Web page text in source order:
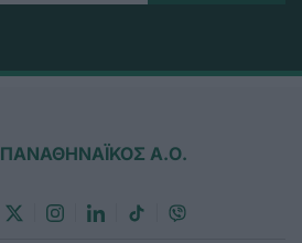
ΠΑΝΑΘΗΝΑΪΚΟΣ Α.Ο.